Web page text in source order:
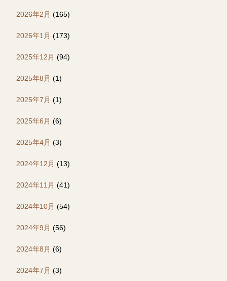
2026年2月 (165)
2026年1月 (173)
2025年12月 (94)
2025年8月 (1)
2025年7月 (1)
2025年6月 (6)
2025年4月 (3)
2024年12月 (13)
2024年11月 (41)
2024年10月 (54)
2024年9月 (56)
2024年8月 (6)
2024年7月 (3)